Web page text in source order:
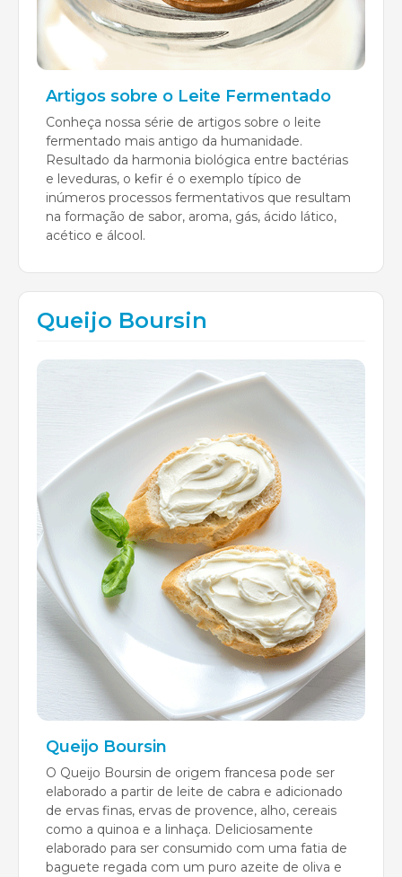
Artigos sobre o Leite Fermentado
Conheça nossa série de artigos sobre o leite
fermentado mais antigo da humanidade.
Resultado da harmonia biológica entre bactérias
e leveduras, o kefir é o exemplo típico de
inúmeros processos fermentativos que resultam
na formação de sabor, aroma, gás, ácido lático,
acético e álcool.
Queijo Boursin
Queijo Boursin
O Queijo Boursin de origem francesa pode ser
elaborado a partir de leite de cabra e adicionado
de ervas finas, ervas de provence, alho, cereais
como a quinoa e a linhaça. Deliciosamente
elaborado para ser consumido com uma fatia de
baguete regada com um puro azeite de oliva e